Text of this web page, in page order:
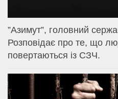
⁨”Азимут”, головний
Розповідає про те, що
повертаються із СЗЧ.